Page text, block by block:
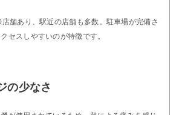
舗あり、駅近の店舗も多数。駐車場が完備さ
セスしやすいのが特徴です。
の少なさ